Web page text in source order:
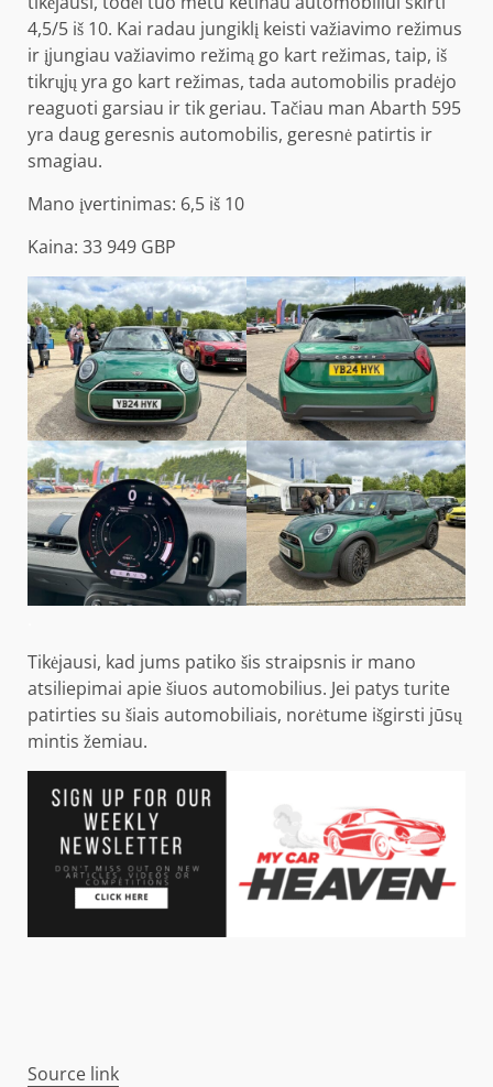
4,5/5 iš 10. Kai radau jungiklį keisti važiavimo režimus
ir įjungiau važiavimo režimą go kart režimas, taip, iš
tikrųjų yra go kart režimas, tada automobilis pradėjo
reaguoti garsiau ir tik geriau. Tačiau man Abarth 595
yra daug geresnis automobilis, geresnė patirtis ir
smagiau.
Mano įvertinimas: 6,5 iš 10
Kaina: 33 949 GBP
Tikėjausi, kad jums patiko šis straipsnis ir mano
atsiliepimai apie šiuos automobilius. Jei patys turite
patirties su šiais automobiliais, norėtume išgirsti jūsų
mintis žemiau.
Source link